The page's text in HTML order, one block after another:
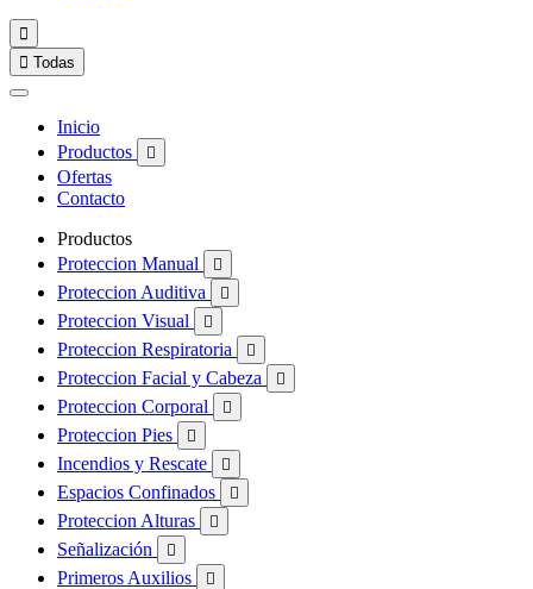

 Todas
Inicio
Productos

Ofertas
Contacto
Productos
Proteccion Manual

Proteccion Auditiva 
Proteccion Visual 
Proteccion Respiratoria 
Proteccion Facial y Cabeza 
Proteccion Corporal 
Proteccion Pies 
Incendios y Rescate 
Espacios Confinados 
Proteccion Alturas 
Señalización 
Primeros Auxilios 